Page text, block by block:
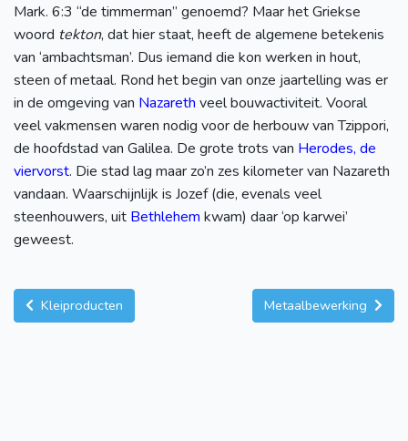
Mark. 6:3 “de timmerman” genoemd? Maar het Griekse
woord tekton, dat hier staat, heeft de algemene betekenis
van ‘ambachtsman’. Dus iemand die kon werken in hout,
steen of metaal. Rond het begin van onze jaartelling was er
in de omgeving van Nazareth veel bouwactiviteit. Vooral
veel vakmensen waren nodig voor de herbouw van Tzippori,
de hoofdstad van Galilea. De grote trots van Herodes, de
viervorst. Die stad lag maar zo’n zes kilometer van Nazareth
vandaan. Waarschijnlijk is Jozef (die, evenals veel
steenhouwers, uit Bethlehem kwam) daar ‘op karwei’
geweest.
Kleiproducten Metaalbewerking